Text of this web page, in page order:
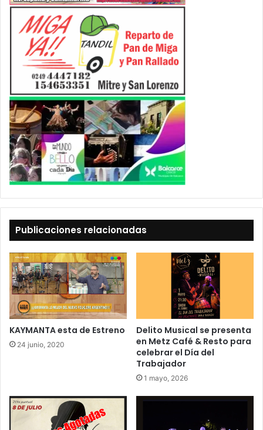
Publicaciones relacionadas
KAYMANTA esta de Estreno
24 junio, 2020
Delito Musical se presenta
en Metz Café & Resto para
celebrar el Día del
Trabajador
1 mayo, 2026